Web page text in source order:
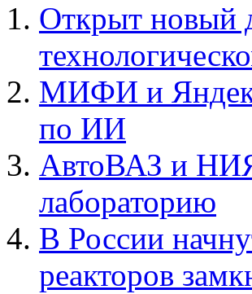
Открыт новый
МИФИ и Яндекс
по ИИ
АвтоВАЗ и
лабораторию
В России
реакторов